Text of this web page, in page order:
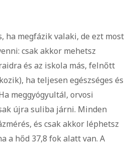
ha megfázik valaki, de ezt most
csak akkor mehetsz
és az iskola más, felnőtt
ha teljesen egészséges és
meggyógyultál, orvosi
újra suliba járni. Minden
és csak akkor léphetsz
a hőd 37,8 fok alatt van. A